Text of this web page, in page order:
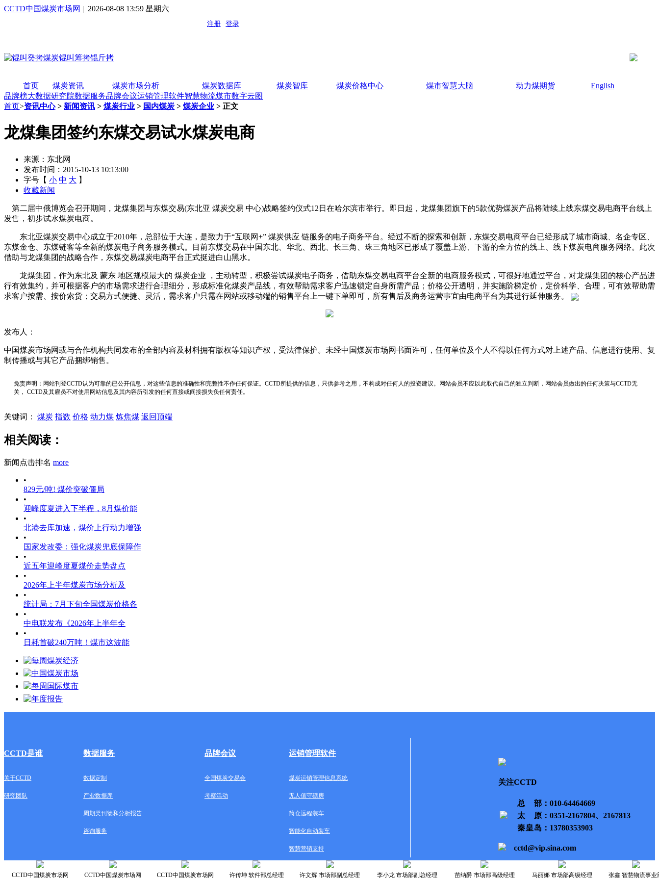
CCTD中国煤炭市场网 | 2026-08-08 13:59 星期六
首页 煤炭资讯 煤炭市场分析 煤炭数据库 煤炭智库 煤炭价格中心 煤市智慧大脑 动力煤期货
English
品牌榜大数据研究院数据服务品牌会议运销管理软件智慧物流煤市数字云图
首页>资讯中心> 新闻资讯 > 煤炭行业 > 国内煤炭 > 煤炭企业 > 正文
龙煤集团签约东煤交易试水煤炭电商
来源：东北网
发布时间：2015-10-13 10:13:00
字号【 小 中 大 】
收藏新闻
第二届中俄博览会召开期间，龙煤集团与东煤交易(东北亚 煤炭交易 中心)战略签约仪式12日在哈尔滨市举行。即日起，龙煤集团旗下的5款优势煤炭产品将陆续上线东煤交易电商平台线上
发售，初步试水煤炭电商。
东北亚煤炭交易中心成立于2010年，总部位于大连，是致力于“互联网+” 煤炭供应 链服务的电子商务平台。经过不断的探索和创新，东煤交易电商平台已经形成了城市商城、名企专区、
东煤金仓、东煤链客等全新的煤炭电子商务服务模式。目前东煤交易在中国东北、华北、西北、长三角、珠三角地区已形成了覆盖上游、下游的全方位的线上、线下煤炭电商服务网络。此次
借助与龙煤集团的战略合作，东煤交易煤炭电商平台正式挺进白山黑水。
龙煤集团，作为东北及 蒙东 地区规模最大的 煤炭企业 ，主动转型，积极尝试煤炭电子商务，借助东煤交易电商平台全新的电商服务模式，可很好地通过平台，对龙煤集团的核心产品进
行有效集约，并可根据客户的市场需求进行合理细分，形成标准化煤炭产品线，有效帮助需求客户迅速锁定自身所需产品；价格公开透明，并实施阶梯定价，定价科学、合理，可有效帮助需
求客户按需、按价索货；交易方式便捷、灵活，需求客户只需在网站或移动端的销售平台上一键下单即可，所有售后及商务运营事宜由电商平台为其进行延伸服务。
发布人：
中国煤炭市场网或与合作机构共同发布的全部内容及材料拥有版权等知识产权，受法律保护。未经中国煤炭市场网书面许可，任何单位及个人不得以任何方式对上述产品、信息进行使用、复
制传播或与其它产品捆绑销售。
免责声明：网站刊登CCTD认为可靠的已公开信息，对这些信息的准确性和完整性不作任何保证。CCTD所提供的信息，只供参考之用，不构成对任何人的投资建议。网站会员不应以此取代自己的独立判断，网站会员做出的任何决策与CCTD无
关， CCTD及其雇员不对使用网站信息及其内容所引发的任何直接或间接损失负任何责任。
关键词： 煤炭 指数 价格 动力煤 炼焦煤 返回顶端
相关阅读：
新闻点击排名 more
•
829元/吨! 煤价突破僵局
•
迎峰度夏进入下半程，8月煤价能
•
北港去库加速，煤价上行动力增强
•
国家发改委：强化煤炭兜底保障作
•
近五年迎峰度夏煤价走势盘点
•
2026年上半年煤炭市场分析及
•
统计局：7月下旬全国煤炭价格各
•
中电联发布《2026年上半年全
•
日耗首破240万吨！煤市这波能
CCTD是谁 数据服务 品牌会议 运销管理软件
关于CCTD 数据定制 全国煤炭交易会 煤炭运销管理信息系统
研究团队 产业数据库 考察活动 无人值守磅房
周期类刊物和分析报告 筒仓远程装车
咨询服务 智能化自动装车
智慧营销支持
关注CCTD
总部 ：010-64464669
太原 ：0351-2167804、2167813
秦皇岛 ：13780353903
cctd@vip.sina.com
CCTD中国煤炭市场网 CCTD中国煤炭市场网 CCTD中国煤炭市场网 许传坤 软件部总经理 许文辉 市场部副总经理 李小龙 市场部副总经理 苗纳爵 市场部高级经理 马丽娜 市场部高级经理 张鑫 智慧物流事业